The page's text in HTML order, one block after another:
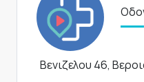
Βενιζελου 46,